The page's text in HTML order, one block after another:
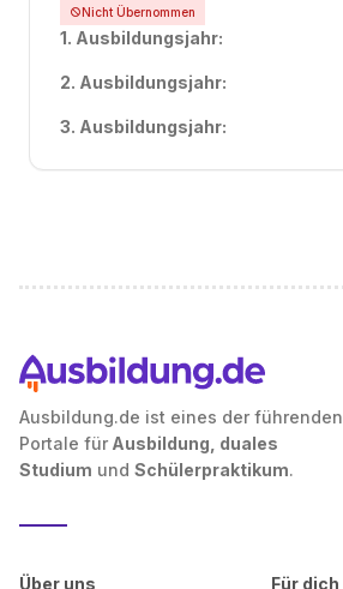
Nicht Übernommen
1. Ausbildungsjahr:
2. Ausbildungsjahr:
3. Ausbildungsjahr:
Ausbildung.de ist eines der führenden
Portale für Ausbildung, duales
Studium und Schülerpraktikum.
Über uns Für dich